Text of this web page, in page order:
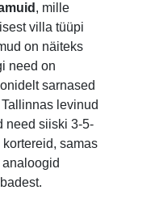
, mille
villa tüüpi
on näiteks
need on
sarnased
levinud
need siiski 3-5-
samas